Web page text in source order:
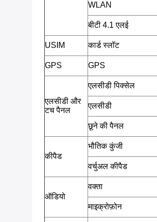
WLAN
बीटी 4.1 एलई
USIM कार्ड स्लॉट
GPS GPS
एलसीडी और
टच पैनल
एलसीडी पिक्सेल
एलसीडी
छूने की पैनल
कीपैड
भौतिक कुंजी
वर्चुअल कीपैड
ऑडियो
वक्ता
माइक्रोफ़ोन